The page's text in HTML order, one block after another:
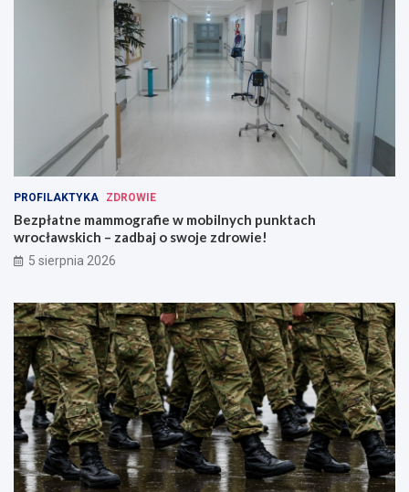
PROFILAKTYKA ZDROWIE
Bezpłatne mammografie w mobilnych punktach
wrocławskich – zadbaj o swoje zdrowie!
5 sierpnia 2026